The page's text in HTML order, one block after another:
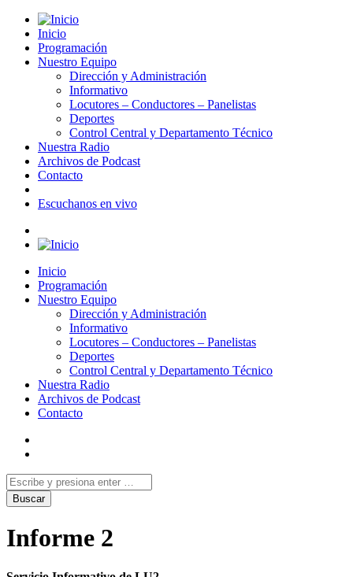
Inicio
Programación
Nuestro Equipo
Dirección y Administración
Informativo
Locutores – Conductores – Panelistas
Deportes
Control Central y Departamento Técnico
Nuestra Radio
Archivos de Podcast
Contacto
Escuchanos en vivo
Inicio
Programación
Nuestro Equipo
Dirección y Administración
Informativo
Locutores – Conductores – Panelistas
Deportes
Control Central y Departamento Técnico
Nuestra Radio
Archivos de Podcast
Contacto
Informe 2